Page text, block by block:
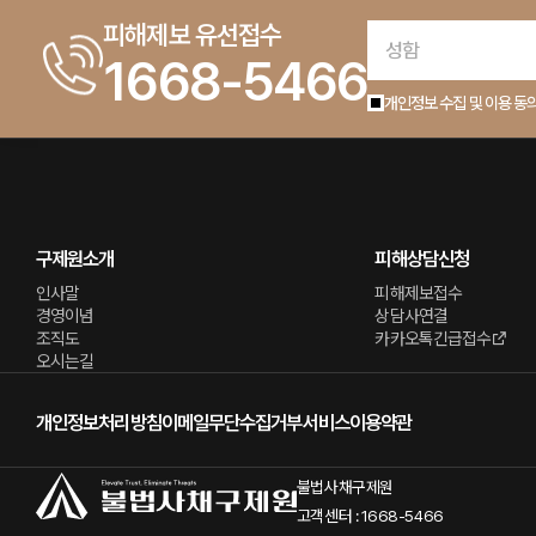
피해제보 유선접수
1668-5466 개인정보 수집 및 이용 동
구제원소개
인사말
경영이념
조직도
오시는길
피해상담신청
피해제보접수
상담사연결
카카오톡긴급접수
개인정보처리방침이메일무단수집거부서비스이용약관
불법사채구제원
고객센터 : 1668-5466